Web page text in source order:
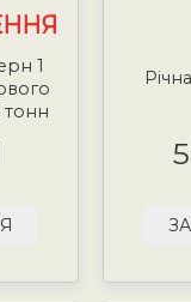
1
тонн